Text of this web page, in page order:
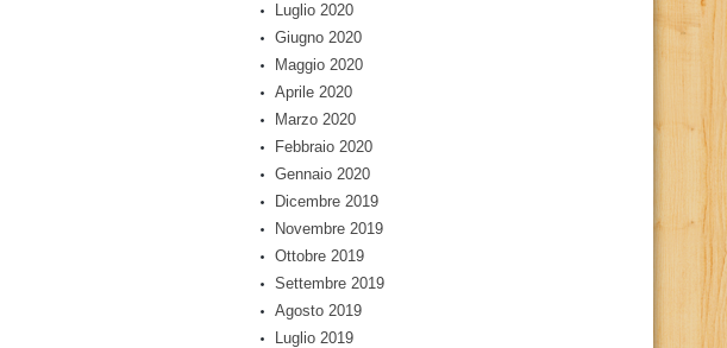
Luglio 2020
Giugno 2020
Maggio 2020
Aprile 2020
Marzo 2020
Febbraio 2020
Gennaio 2020
Dicembre 2019
Novembre 2019
Ottobre 2019
Settembre 2019
Agosto 2019
Luglio 2019